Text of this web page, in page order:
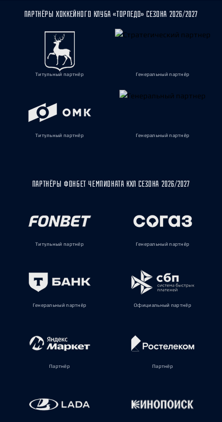
ПАРТНЁРЫ ХОККЕЙНОГО КЛУБА «ТОРПЕДО» СЕЗОНА 2026/2027
Титульный партнёр Генеральный партнёр
Титульный партнёр Генеральный партнёр
ПАРТНЁРЫ ФОНБЕТ ЧЕМПИОНАТА КХЛ СЕЗОНА 2026/2027
Титульный партнёр Генеральный партнёр
Генеральный партнёр Официальный партнёр
Партнёр Партнёр